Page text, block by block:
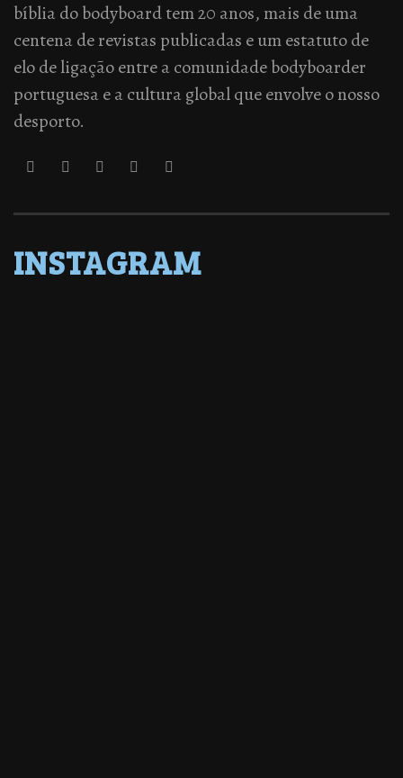
bíblia do bodyboard tem 20 anos, mais de uma
centena de revistas publicadas e um estatuto de
elo de ligação entre a comunidade bodyboarder
portuguesa e a cultura global que envolve o nosso
desporto.
INSTAGRAM